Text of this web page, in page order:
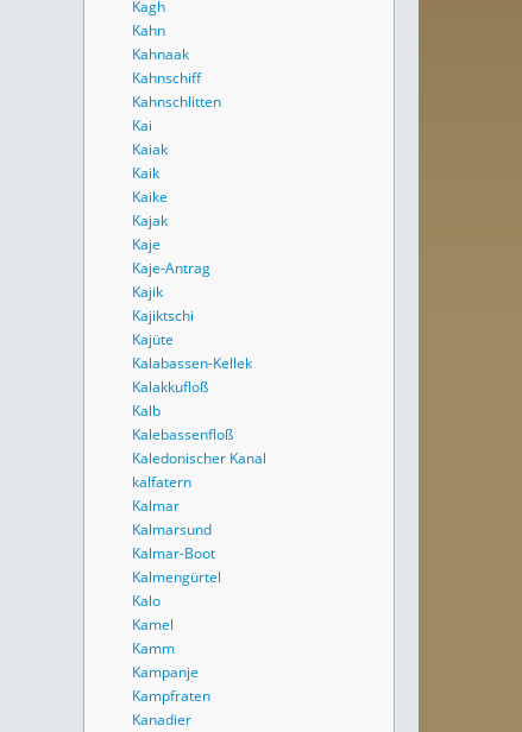
Kagh
Kahn
Kahnaak
Kahnschiff
Kahnschlitten
Kai
Kaiak
Kaik
Kaike
Kajak
Kaje
Kaje-Antrag
Kajik
Kajiktschi
Kajüte
Kalabassen-Kellek
Kalakkufloß
Kalb
Kalebassenfloß
Kaledonischer Kanal
kalfatern
Kalmar
Kalmarsund
Kalmar-Boot
Kalmengürtel
Kalo
Kamel
Kamm
Kampanje
Kampfraten
Kanadier